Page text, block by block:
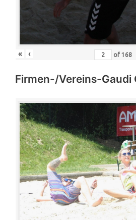
« ‹ of 168
Firmen-/Vereins-Gaudi